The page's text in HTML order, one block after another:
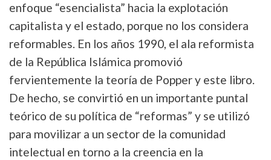
enfoque “esencialista” hacia la explotación
capitalista y el estado, porque no los considera
reformables. En los años 1990, el ala reformista
de la República Islámica promovió
fervientemente la teoría de Popper y este libro.
De hecho, se convirtió en un importante puntal
teórico de su política de “reformas” y se utilizó
para movilizar a un sector de la comunidad
intelectual en torno a la creencia en la